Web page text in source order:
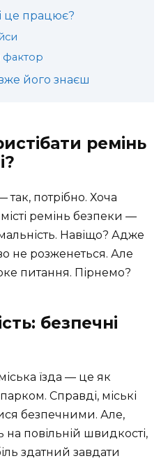
це працює?
фактор
його знаєш
ремінь
потрібно. Хоча
ремінь безпеки —
Навіщо? Адже
не розженеться. Але
питання. Пірнемо?
безпечні
їзда — це як
Справді, міські
безпечними. Але,
на повільній швидкості,
здатний завдати